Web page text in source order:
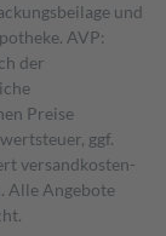
und
AVP:
der
Preise
ggf.
versand­kosten­
Alle Angebote